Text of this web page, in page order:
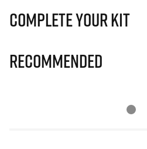
Complete Your Kit
Recommended